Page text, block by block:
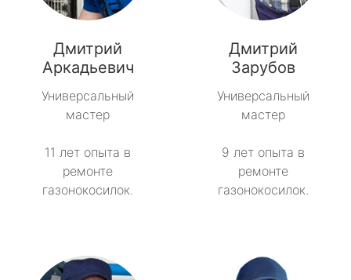
Дмитрий
Аркадьевич
Универсальный
мастер
11 лет опыта в
ремонте
газонокосилок.
Дмитрий
Зарубов
Универсальный
мастер
9 лет опыта в
ремонте
газонокосилок.